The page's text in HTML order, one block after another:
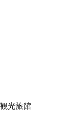
観光旅館